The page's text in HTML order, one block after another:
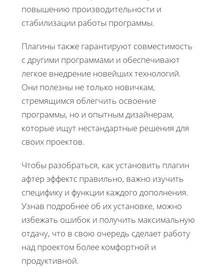
повышению производительности и
стабилизации работы программы.
Плагины также гарантируют совместимость
с другими программами и обеспечивают
легкое внедрение новейших технологий.
Они полезны не только новичкам,
стремящимся облегчить освоение
программы, но и опытным дизайнерам,
которые ищут нестандартные решения для
своих проектов.
Чтобы разобраться, как установить плагин
афтер эффектс правильно, важно изучить
специфику и функции каждого дополнения.
Узнав подробнее об их установке, можно
избежать ошибок и получить максимальную
отдачу, что в свою очередь сделает работу
над проектом более комфортной и
продуктивной.